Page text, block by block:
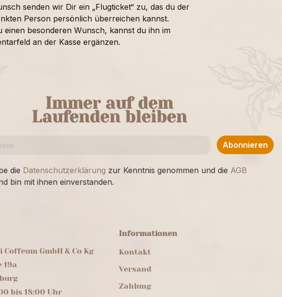
senden wir Dir ein „Flugticket“ zu, das du der
Person persönlich überreichen kannst.
einen besonderen Wunsch, kannst du ihn im
an der Kasse ergänzen.
Immer auf dem
Laufenden bleiben
Abonnieren
die Datenschutzerklärung zur Kenntnis genommen und die AGB
bin mit ihnen einverstanden.
Coffeum GmbH & Co Kg
19a
bis 18:00 Uhr
Informationen
Kontakt
Versand
Zahlung